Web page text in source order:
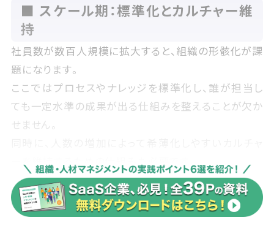
■ スケール期：標準化とカルチャー維
持
社員数が数百人規模に拡大すると、組織の形骸化が課
題になります。
ここではプロセスやナレッジを標準化し、誰が担当し
ても一定水準の成果が出る仕組みを整えることが欠か
せません。
ーを維持するための仕組みも必要です。
カルチャー浸透を評価制度に組み込む、オンボーディ
ングで価値観を徹底的に伝える、